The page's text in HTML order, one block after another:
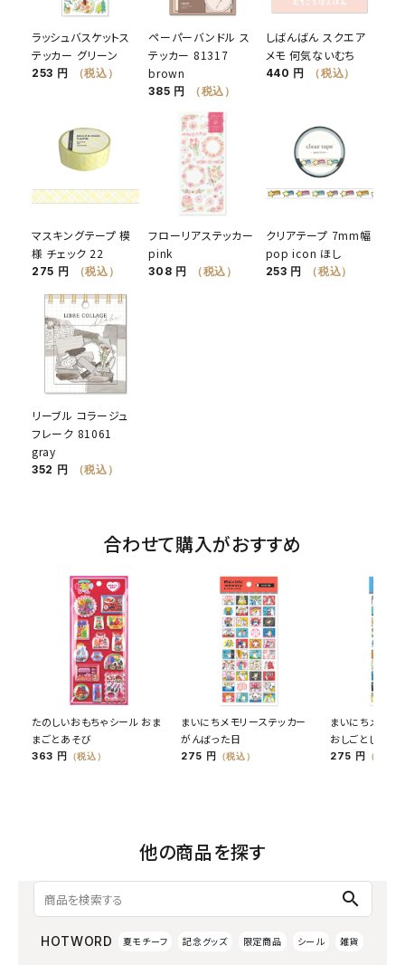
ラッシュバスケットス
テッカー グリーン
253 円 （税込）
ペーパーバンドル ス
テッカー 81317
brown
385 円 （税込）
しばんばん スクエア
メモ 何気ないむち
440 円 （税込）
マスキングテープ 模
様 チェック 22
275 円 （税込）
フローリアステッカー
pink
308 円 （税込）
クリアテープ 7mm幅
pop icon ほし
253 円 （税込）
リーブル コラージュ
フレーク 81061
gray
352 円 （税込）
合わせて購入がおすすめ
たのしいおもちゃシール おま
まごとあそび
363 円 （税込）
まいにちメモリーステッカー
がんばった日
275 円 （税込）
まいにちメモリ
おしごとした日
275 円 （税込）
他の商品を探す
search
HOTWORD 夏モチーフ 記念グッズ 限定商品 シール 雑貨